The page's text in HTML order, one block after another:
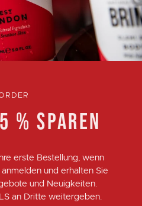
% SPAREN
erste Bestellung, wenn
und erhalten Sie
und Neuigkeiten.
an Dritte weitergeben.